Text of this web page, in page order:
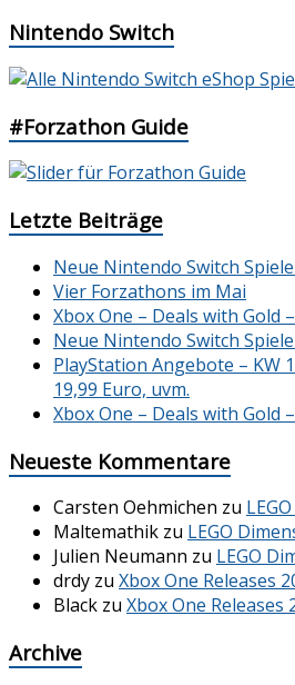
Nintendo Switch
#Forzathon Guide
Letzte Beiträge
Neue Nintendo Switch
Vier Forzathons im Mai
Xbox One – Deals with Gold
Neue Nintendo Switch
PlayStation Angebote – KW
19,99 Euro, uvm.
Xbox One – Deals with Gold
Neueste Kommentare
Carsten Oehmichen zu
Maltemathik zu LEGO
Julien Neumann zu LEGO
drdy zu Xbox One Releases
Black zu Xbox One Releases
Archive